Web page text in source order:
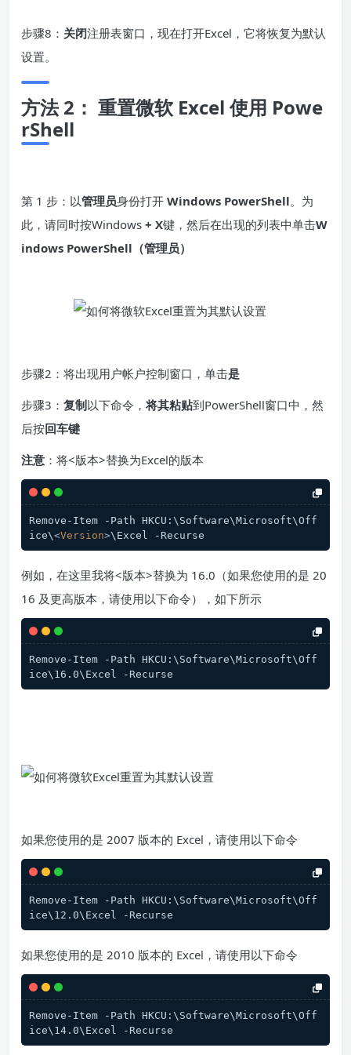
步骤8： 关闭注册表窗口，现在打开Excel，它将恢复为默认
设置。
方法 2： 重置微软 Excel 使用 Powe
rShell
第 1 步：以管理员身份打开 Windows PowerShell。为
此，请同时按Windows + X键，然后在出现的列表中单击W
indows PowerShell（管理员）
步骤2：将出现用户帐户控制窗口，单击是
步骤3： 复制以下命令，将其粘贴到PowerShell窗口中，然
后按回车键
注意 ：将<版本>替换为Excel的版本
Remove-Item -Path HKCU:\Software\Microsoft\Off
ice\<Version>\Excel -Recurse
例如，在这里我将<版本>替换为 16.0（如果您使用的是 20
16 及更高版本，请使用以下命令），如下所示
Remove-Item -Path HKCU:\Software\Microsoft\Off
ice\16.0\Excel -Recurse
如果您使用的是 2007 版本的 Excel，请使用以下命令
Remove-Item -Path HKCU:\Software\Microsoft\Off
ice\12.0\Excel -Recurse
如果您使用的是 2010 版本的 Excel，请使用以下命令
Remove-Item -Path HKCU:\Software\Microsoft\Off
ice\14.0\Excel -Recurse